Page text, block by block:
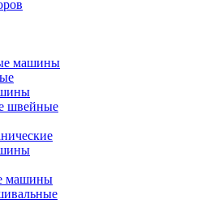
машины
швейные
машины